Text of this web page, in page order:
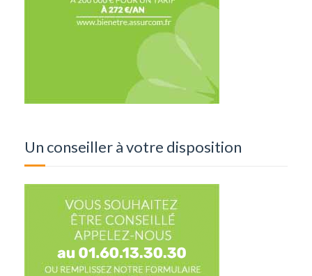
Un conseiller à votre disposition